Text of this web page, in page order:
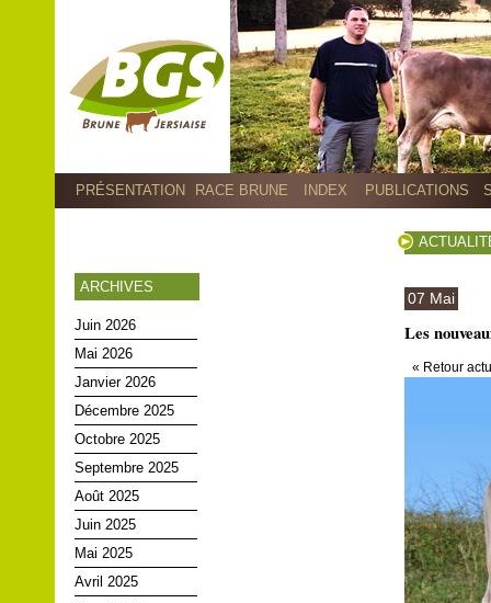
PRÉSENTATION RACE BRUNE INDEX PUBLICATIONS
ARCHIVES
Juin 2026
Mai 2026
Janvier 2026
Décembre 2025
Octobre 2025
Septembre 2025
Août 2025
Juin 2025
Mai 2025
Avril 2025
07 Mai
Les
« Retour